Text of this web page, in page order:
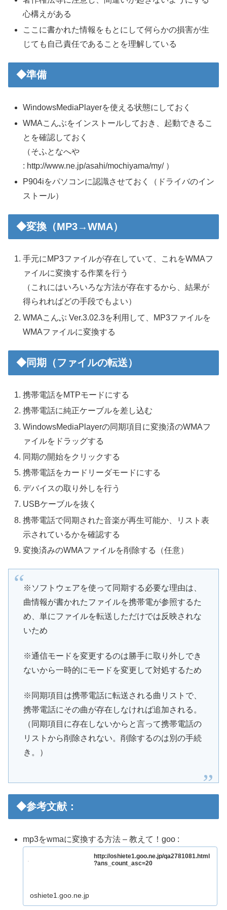
心構えがある
ここに書かれた情報をもとにして何らかの損害が生
じても自己責任であることを理解している
◆準備
WindowsMediaPlayerを使える状態にしておく
WMAこんぶをインストールしておき、起動できるこ
とを確認しておく
（そふとなへや
: http://www.ne.jp/asahi/mochiyama/my/ ）
P904iをパソコンに認識させておく（ドライバのイン
ストール）
◆変換（MP3→WMA）
手元にMP3ファイルが存在していて、これをWMAフ
ァイルに変換する作業を行う
（これにはいろいろな方法が存在するから、結果が
得られればどの手段でもよい）
WMAこんぶ Ver.3.02.3を利用して、MP3ファイルを
WMAファイルに変換する
◆同期（ファイルの転送）
携帯電話をMTPモードにする
携帯電話に純正ケーブルを差し込む
WindowsMediaPlayerの同期項目に変換済のWMAフ
ァイルをドラッグする
同期の開始をクリックする
携帯電話をカードリーダモードにする
デバイスの取り外しを行う
USBケーブルを抜く
携帯電話で同期された音楽が再生可能か、リスト表
示されているかを確認する
変換済みのWMAファイルを削除する（任意）
※ソフトウェアを使って同期する必要な理由は、
曲情報が書かれたファイルを携帯電が参照するた
め、単にファイルを転送しただけでは反映されな
いため
※通信モードを変更するのは勝手に取り外しでき
ないから一時的にモードを変更して対処するため
※同期項目は携帯電話に転送される曲リストで、
携帯電話にその曲が存在しなければ追加される。
（同期項目に存在しないからと言って携帯電話の
リストから削除されない。削除するのは別の手続
き。）
◆参考文献：
mp3をwmaに変換する方法 – 教えて！goo :
http://oshiete1.goo.ne.jp/qa2781081.html
?ans_count_asc=20
oshiete1.goo.ne.jp